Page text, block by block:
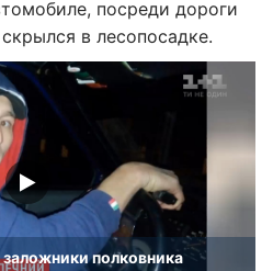
посреди дороги
в лесопосадке.
полковника